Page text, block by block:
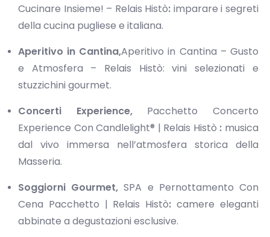
Cucinare Insieme! – Relais Histò: imparare i segreti
della cucina pugliese e italiana.
Aperitivo in Cantina,Aperitivo in Cantina – Gusto
e Atmosfera – Relais Histò: vini selezionati e
stuzzichini gourmet.
Concerti Experience, Pacchetto Concerto
Experience Con Candlelight® | Relais Histò : musica
dal vivo immersa nell’atmosfera storica della
Masseria.
Soggiorni Gourmet,SPA e Pernottamento Con
Cena Pacchetto | Relais Histò: camere eleganti
abbinate a degustazioni esclusive.